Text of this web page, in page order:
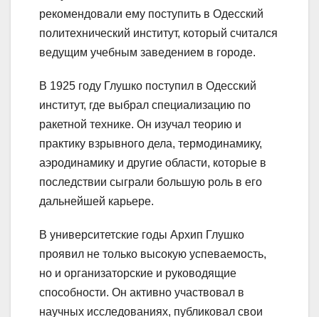
рекомендовали ему поступить в Одесский
политехнический институт, который считался
ведущим учебным заведением в городе.
В 1925 году Глушко поступил в Одесский
институт, где выбрал специализацию по
ракетной технике. Он изучал теорию и
практику взрывного дела, термодинамику,
аэродинамику и другие области, которые в
последствии сыграли большую роль в его
дальнейшей карьере.
В университетские годы Архип Глушко
проявил не только высокую успеваемость,
но и организаторские и руководящие
способности. Он активно участвовал в
научных исследованиях, публиковал свои